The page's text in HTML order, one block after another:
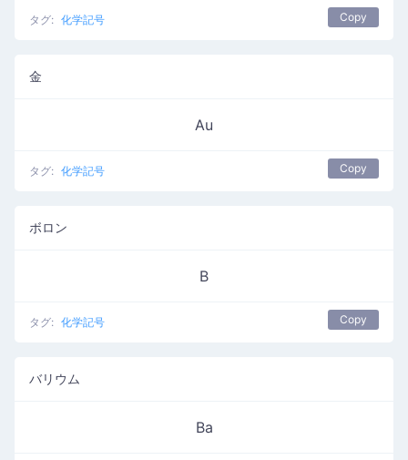
タグ: 化学記号 Copy
金
Au
タグ: 化学記号 Copy
ボロン
B
タグ: 化学記号 Copy
バリウム
Ba